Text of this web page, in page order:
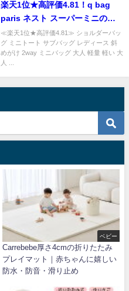
楽天1位★高評価4.81！q bag
paris ネスト スーパーミニの魅
力とは
≪楽天1位★高評価4.81≫ ショルダーバッ
グ ミニトート サブバッグ レディース 斜
めがけ 2way ミニバッグ 大人 軽量 軽い 大
人 ...
ベビー
Carrebebe厚さ4cmの折りたたみ
プレイマット｜赤ちゃんに嬉しい
防水・防音・滑り止め